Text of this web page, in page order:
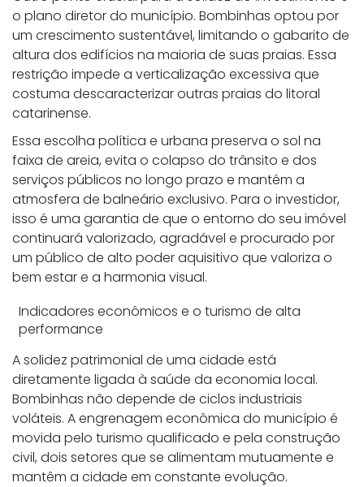
o plano diretor do município. Bombinhas optou por
um crescimento sustentável, limitando o gabarito de
altura dos edifícios na maioria de suas praias. Essa
restrição impede a verticalização excessiva que
costuma descaracterizar outras praias do litoral
catarinense.
Essa escolha política e urbana preserva o sol na
faixa de areia, evita o colapso do trânsito e dos
serviços públicos no longo prazo e mantém a
atmosfera de balneário exclusivo. Para o investidor,
isso é uma garantia de que o entorno do seu imóvel
continuará valorizado, agradável e procurado por
um público de alto poder aquisitivo que valoriza o
bem estar e a harmonia visual.
Indicadores econômicos e o turismo de alta
performance
A solidez patrimonial de uma cidade está
diretamente ligada à saúde da economia local.
Bombinhas não depende de ciclos industriais
voláteis. A engrenagem econômica do município é
movida pelo turismo qualificado e pela construção
civil, dois setores que se alimentam mutuamente e
mantêm a cidade em constante evolução.